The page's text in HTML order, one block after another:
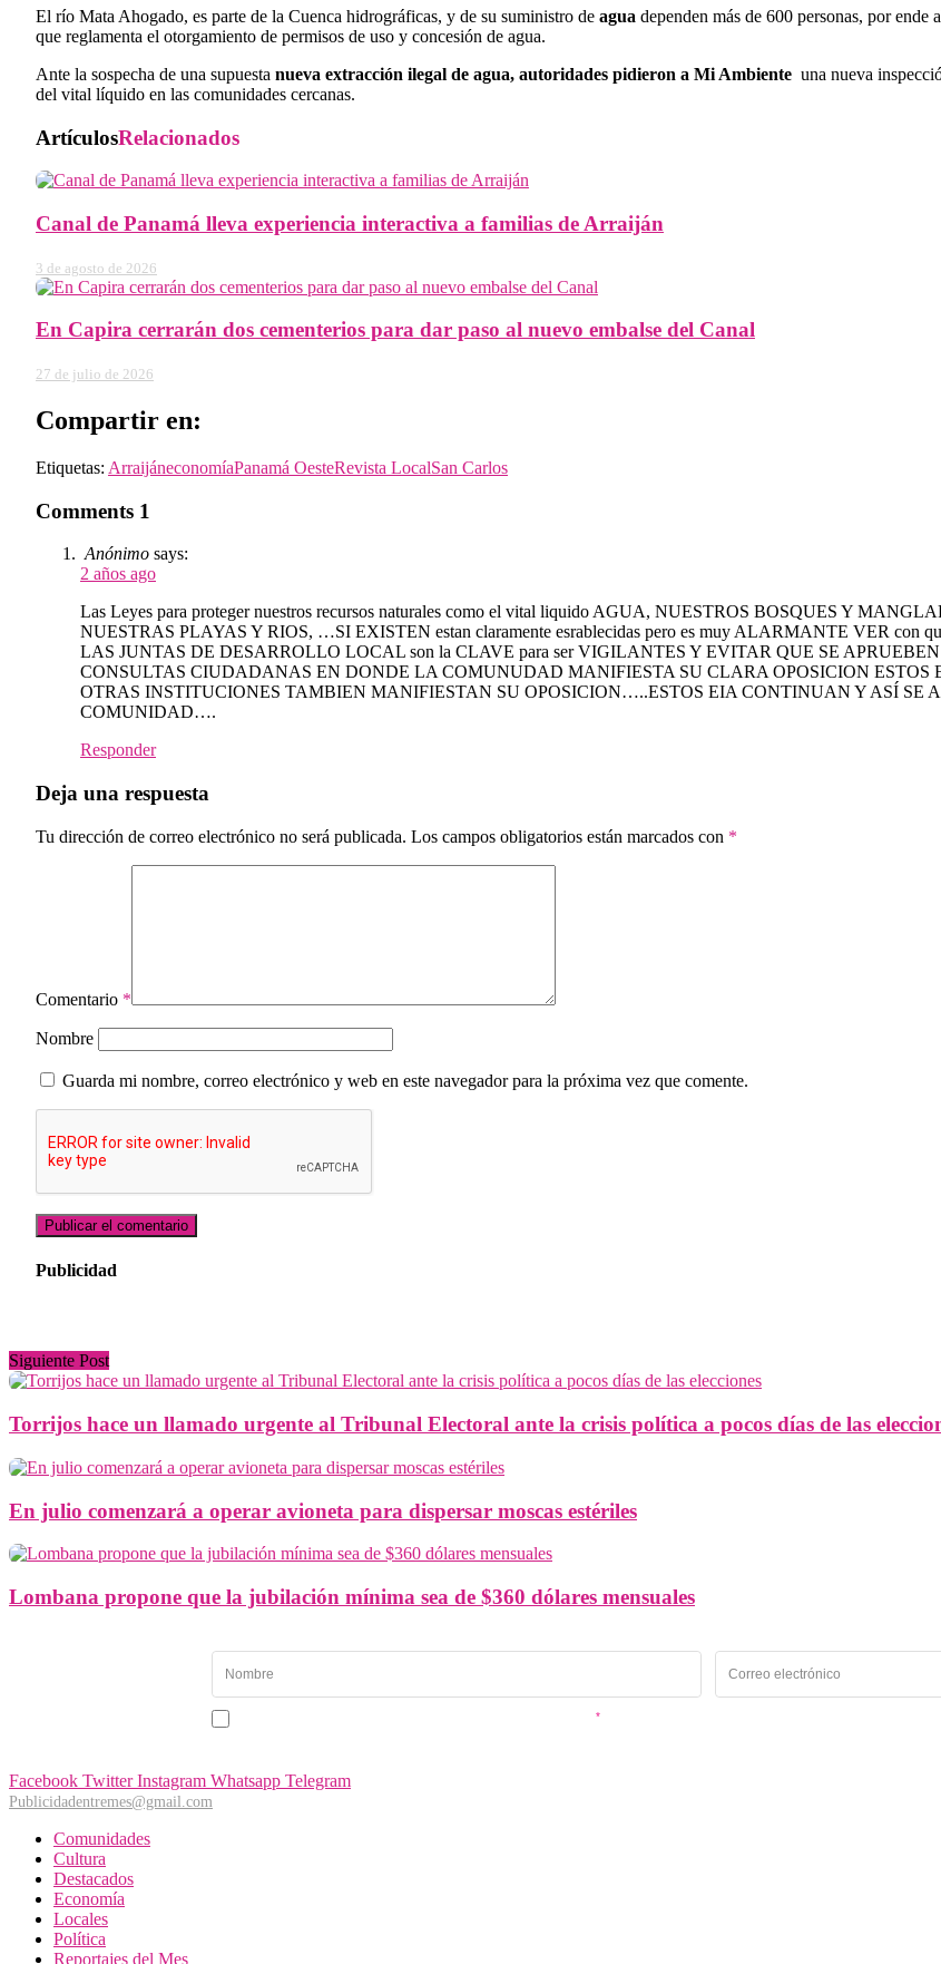
El río Mata Ahogado, es parte de la Cuenca hidrográficas, y de su suministro de agua dependen más de 600 personas, por ende
que reglamenta el otorgamiento de permisos de uso y concesión de agua.
Ante la sospecha de una supuesta nueva extracción ilegal de agua, autoridades pidieron a Mi Ambiente una nueva
del vital líquido en las comunidades cercanas.
ArtículosRelacionados
Canal de Panamá lleva experiencia interactiva a familias de Arraiján
3 de agosto de 2026
En Capira cerrarán dos cementerios para dar paso al nuevo embalse del Canal
27 de julio de 2026
Compartir en:
Etiquetas: ArraijáneconomíaPanamá OesteRevista LocalSan Carlos
Comments 1
Anónimo says:
2 años ago
Las Leyes para proteger nuestros recursos naturales como el vital liquido AGUA, NUESTROS BOSQUES Y
NUESTRAS PLAYAS Y RIOS, …SI EXISTEN estan claramente esrablecidas pero es muy ALARMANTE VER
LAS JUNTAS DE DESARROLLO LOCAL son la CLAVE para ser VIGILANTES Y EVITAR QUE SE
CONSULTAS CIUDADANAS EN DONDE LA COMUNUDAD MANIFIESTA SU CLARA OPOSICION
OTRAS INSTITUCIONES TAMBIEN MANIFIESTAN SU OPOSICION…..ESTOS EIA CONTINUAN Y ASÍ SE
COMUNIDAD….
Responder
Deja una respuesta
Tu dirección de correo electrónico no será publicada. Los campos obligatorios están marcados con *
Comentario *
Nombre
Guarda mi nombre, correo electrónico y web en este navegador para la próxima vez que comente.
Publicidad
Siguiente Post
Torrijos hace un llamado urgente al Tribunal Electoral ante la crisis política a pocos días de las
En julio comenzará a operar avioneta para dispersar moscas estériles
Lombana propone que la jubilación mínima sea de $360 dólares mensuales
*
Facebook Twitter Instagram Whatsapp Telegram
Publicidadentremes@gmail.com
Comunidades
Cultura
Destacados
Economía
Locales
Política
Reportajes del Mes